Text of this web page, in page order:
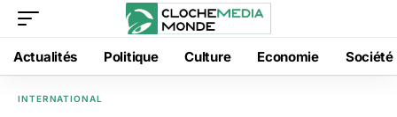
Actualités Politique Culture Economie Société
INTERNATIONAL